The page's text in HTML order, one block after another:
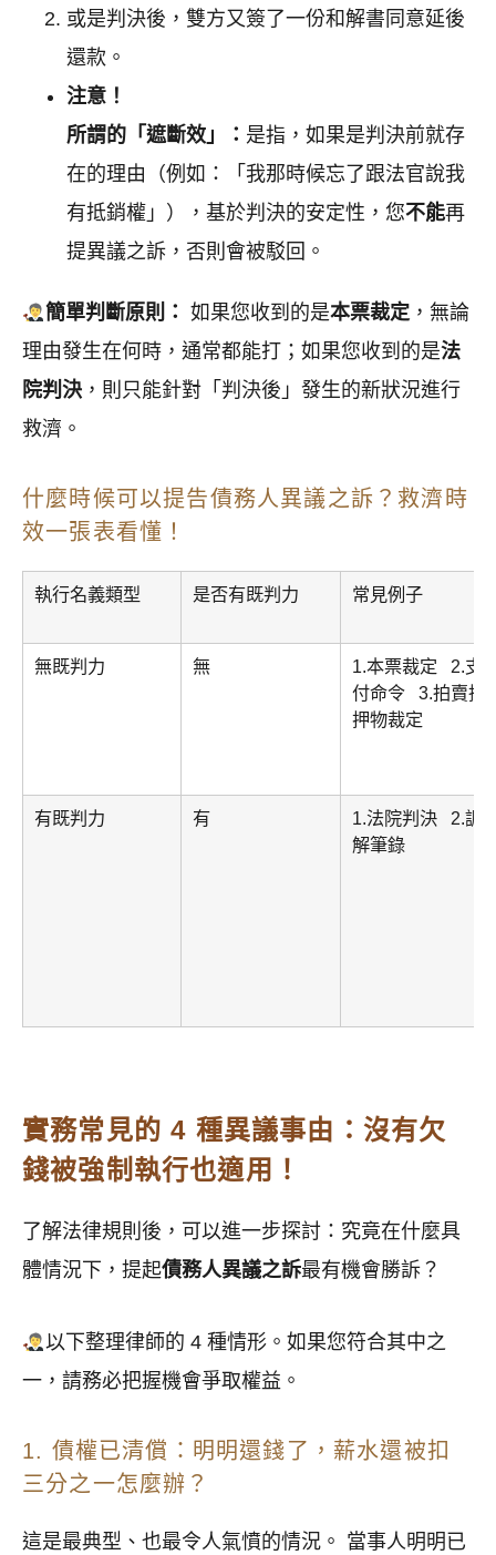
或是判決後，雙方又簽了一份和解書同意延後
還款。
注意！
所謂的「遮斷效」： 是指，如果是判決前就存
在的理由（例如：「我那時候忘了跟法官說我
有抵銷權」），基於判決的安定性，您不能再
提異議之訴，否則會被駁回。
簡單判斷原則： 如果您收到的是本票裁定，無論
理由發生在何時，通常都能打；如果您收到的是法
院判決 ，則只能針對「判決後」發生的新狀況進行
救濟。
什麼時候可以提告債務人異議之訴？救濟時
效一張表看懂！
執行名義類型 是否有既判力 常見例子
無既判力 無 1.本票裁定
2.支
付命令
3.拍賣抵
押物裁定
有既判力 有 1.法院判決
2.調
解筆錄
實務常見的 4 種異議事由：沒有欠
錢被強制執行也適用！
了解法律規則後，可以進一步探討：究竟在什麼具
體情況下，提起債務人異議之訴最有機會勝訴？
以下整理律師的 4 種情形。如果您符合其中之
一，請務必把握機會爭取權益。
1. 債權已清償：明明還錢了，薪水還被扣
三分之一怎麼辦？
這是最典型、也最令人氣憤的情況。 當事人明明已